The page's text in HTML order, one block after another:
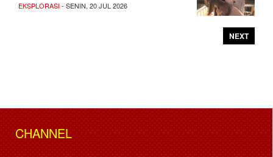
EKSPLORASI- SENIN, 20 JUL 2026
NEXT
CHANNEL